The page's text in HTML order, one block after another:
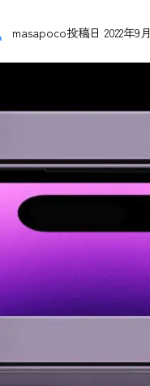
masapoco投稿日 2022年9